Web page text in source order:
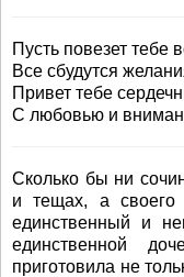
Пусть повезет тебе
Все сбудутся
Привет тебе
С любовью и
Сколько бы ни
и тещах, а
единственный и
единственной
приготовила не